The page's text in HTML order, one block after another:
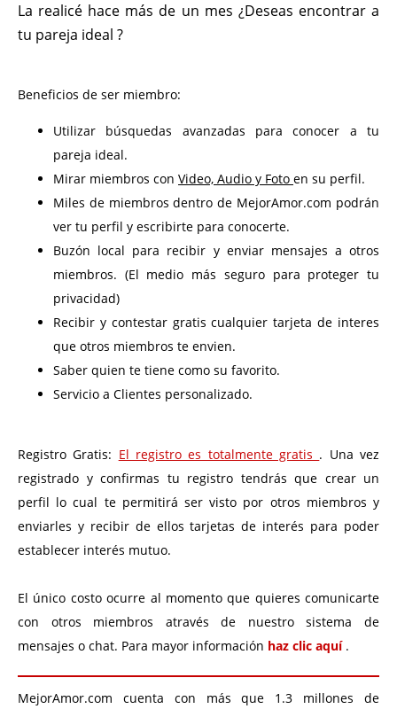
La realicé hace más de un mes ¿Deseas encontrar a
tu pareja ideal ?
Beneficios de ser miembro:
Utilizar búsquedas avanzadas para conocer a tu
pareja ideal.
Mirar miembros con Video, Audio y Foto en su perfil.
Miles de miembros dentro de MejorAmor.com podrán
ver tu perfil y escribirte para conocerte.
Buzón local para recibir y enviar mensajes a otros
miembros. (El medio más seguro para proteger tu
privacidad)
Recibir y contestar gratis cualquier tarjeta de interes
que otros miembros te envien.
Saber quien te tiene como su favorito.
Servicio a Clientes personalizado.
Registro Gratis: El registro es totalmente gratis . Una vez
registrado y confirmas tu registro tendrás que crear un
perfil lo cual te permitirá ser visto por otros miembros y
enviarles y recibir de ellos tarjetas de interés para poder
establecer interés mutuo.
El único costo ocurre al momento que quieres comunicarte
con otros miembros através de nuestro sistema de
mensajes o chat. Para mayor información haz clic aquí .
MejorAmor.com cuenta con más que 1.3 millones de